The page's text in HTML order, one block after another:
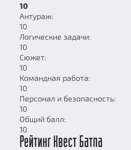
10
Антураж:
10
Логические задачи:
10
Сюжет:
10
Командная работа:
10
Персонал и безопасность:
10
Общий балл:
10
Рейтинг Квест Батла